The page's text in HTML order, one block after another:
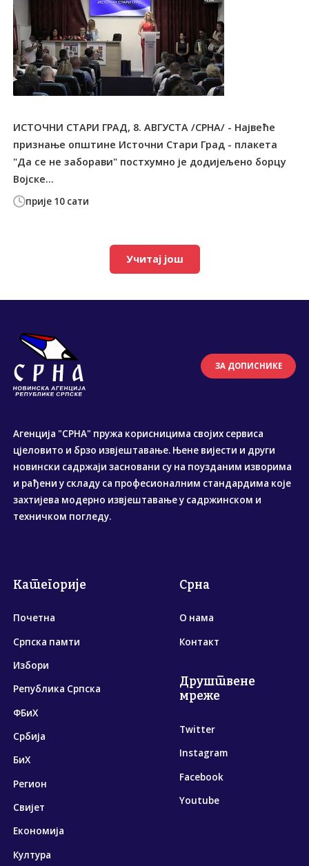
прије 10 сати
ИСТОЧНИ СТАРИ ГРАД, 8. АВГУСТА /СРНА/ - Највеће
признање општине Источни Стари Град - плакета
"Да се не заборави" постхумно је додијељено борцу
Војске...
Учитај још
ЗА ДОПИСНИКЕ
Агенција "СРНА" пружа корисницима својих сервиса
цјеловито и брзо извјештавање. Њене вијести и други
новински садржаји засновани су на поузданим изворима
и рађени у складу са професионалним стандардима које
захтијева модерно извјештавање у садржинском и
техничком погледу.
Категорије
Почетна
Српска памти
Избори
Република Српска
ФБиХ
Србија
БиХ
Регион
Свијет
Економија
Култура
Срна
О нама
Контакт
Друштвене
мреже
Twitter
Instagram
Facebook
Youtube